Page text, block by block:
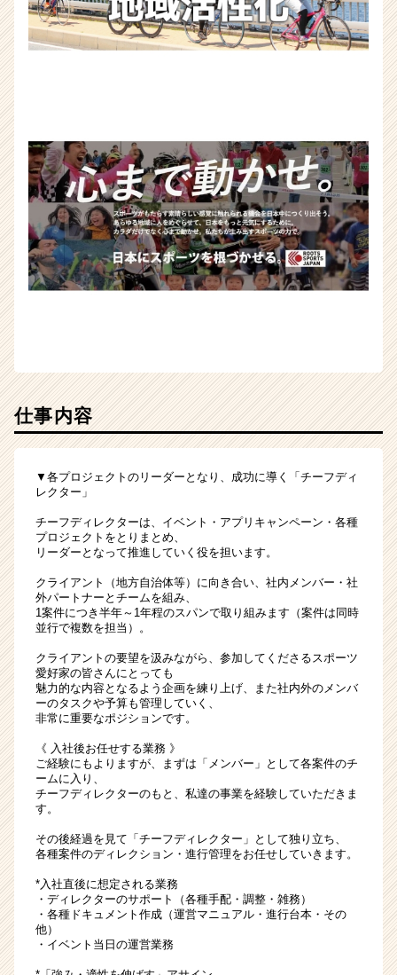
仕事内容
▼各プロジェクトのリーダーとなり、成功に導く「チーフディ
レクター」
チーフディレクターは、イベント・アプリキャンペーン・各種
プロジェクトをとりまとめ、
リーダーとなって推進していく役を担います。
クライアント（地方自治体等）に向き合い、社内メンバー・社
外パートナーとチームを組み、
1案件につき半年～1年程のスパンで取り組みます（案件は同時
並行で複数を担当）。
クライアントの要望を汲みながら、参加してくださるスポーツ
愛好家の皆さんにとっても
魅力的な内容となるよう企画を練り上げ、また社内外のメンバ
ーのタスクや予算も管理していく、
非常に重要なポジションです。
《 入社後お任せする業務 》
ご経験にもよりますが、まずは「メンバー」として各案件のチ
ームに入り、
チーフディレクターのもと、私達の事業を経験していただきま
す。
その後経過を見て「チーフディレクター」として独り立ち、
各種案件のディレクション・進行管理をお任せしていきます。
*入社直後に想定される業務
・ディレクターのサポート（各種手配・調整・雑務）
・各種ドキュメント作成（運営マニュアル・進行台本・その
他）
・イベント当日の運営業務